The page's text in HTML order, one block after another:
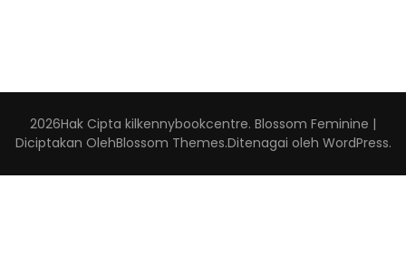
2026Hak Cipta kilkennybookcentre. Blossom Feminine |
Diciptakan OlehBlossom Themes.Ditenagai oleh WordPress.